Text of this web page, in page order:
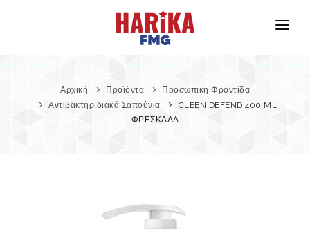
Σχετικά με Εμάς
Οι Μάρκες Μας
Αρχική Προϊόντα
Προσωπική Φροντίδα
Αντιβακτηριδιακά Σαπούνια
CLEEN DEFEND 400 ML
ΦΡΕΣΚΑΔΑ